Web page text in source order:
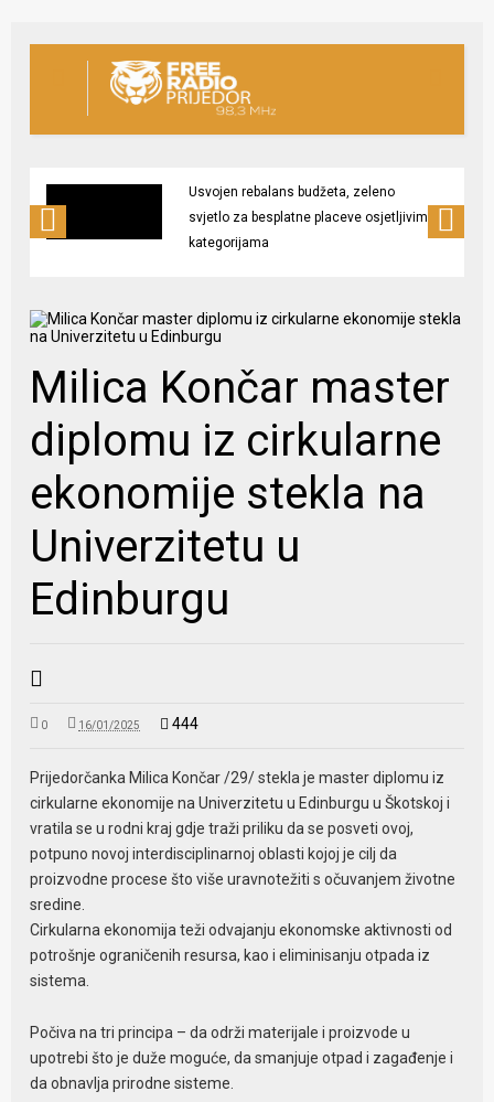
Usvojen rebalans budžeta, zeleno
svjetlo za besplatne placeve osjetljivim
kategorijama
Milica Končar master
diplomu iz cirkularne
ekonomije stekla na
Univerzitetu u
Edinburgu
0 16/01/2025 444
Prijedorčanka Milica Končar /29/ stekla je master diplomu iz
cirkularne ekonomije na Univerzitetu u Edinburgu u Škotskoj i
vratila se u rodni kraj gdje traži priliku da se posveti ovoj,
potpuno novoj interdisciplinarnoj oblasti kojoj je cilj da
proizvodne procese što više uravnotežiti s očuvanjem životne
sredine.
Cirkularna ekonomija teži odvajanju ekonomske aktivnosti od
potrošnje ograničenih resursa, kao i eliminisanju otpada iz
sistema.
Počiva na tri principa – da održi materijale i proizvode u
upotrebi što je duže moguće, da smanjuje otpad i zagađenje i
da obnavlja prirodne sisteme.